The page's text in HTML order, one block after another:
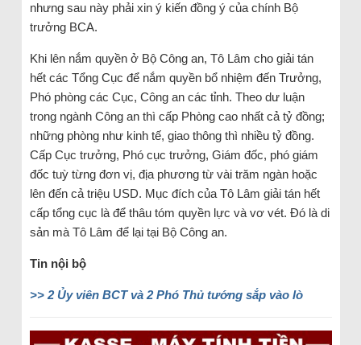
nhưng sau này phải xin ý kiến đồng ý của chính Bộ
trưởng BCA.
Khi lên nắm quyền ở Bộ Công an, Tô Lâm cho giải tán
hết các Tổng Cục để nắm quyền bổ nhiệm đến Trưởng,
Phó phòng các Cục, Công an các tỉnh. Theo dư luận
trong ngành Công an thì cấp Phòng cao nhất cả tỷ đồng;
những phòng như kinh tế, giao thông thì nhiều tỷ đồng.
Cấp Cục trưởng, Phó cục trưởng, Giám đốc, phó giám
đốc tuỳ từng đơn vị, địa phương từ vài trăm ngàn hoặc
lên đến cả triệu USD. Mục đích của Tô Lâm giải tán hết
cấp tổng cục là để thâu tóm quyền lực và vơ vét. Đó là di
sản mà Tô Lâm để lại tại Bộ Công an.
Tin nội bộ
>> 2 Ủy viên BCT và 2 Phó Thủ tướng sắp vào lò